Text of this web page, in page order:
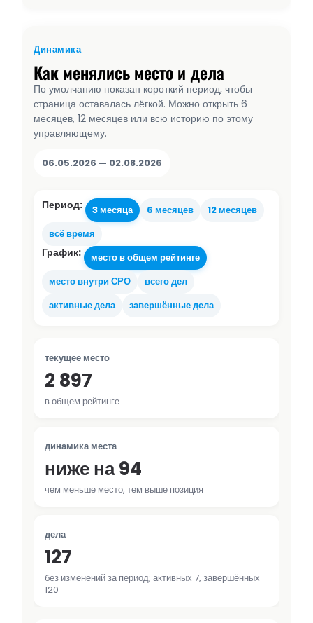
Динамика
Как менялись место и дела
По умолчанию показан короткий период, чтобы
страница оставалась лёгкой. Можно открыть 6
месяцев, 12 месяцев или всю историю по этому
управляющему.
06.05.2026 — 02.08.2026
Период: 3 месяца 6 месяцев
12 месяцев
всё время
График:
место в общем рейтинге
место внутри СРО
всего дел
активные дела
завершённые дела
текущее место
2 897
в общем рейтинге
динамика места
ниже на 94
чем меньше место, тем выше позиция
дела
127
без изменений за период; активных 7, завершённых
120